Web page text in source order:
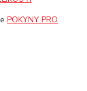
POKYNY PRO